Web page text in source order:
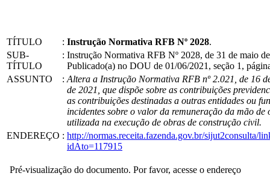
TÍTULO : Instrução Normativa RFB Nº 2028.
SUB-
TÍTULO
: Instrução Normativa RFB Nº 2028, de 31 de maio
Publicado(a) no DOU de 01/06/2021, seção 1,
ASSUNTO
: Altera a Instrução Normativa RFB nº 2.021, de 16
de 2021, que dispõe sobre as contribuições
as contribuições destinadas a outras entidades ou
incidentes sobre o valor da remuneração da mão de
utilizada na execução de obras de construção civil.
ENDEREÇO : http://normas.receita.fazenda.gov.br/sijut2consulta/
idAto=117915
Pré-visualização do documento. Por favor, acesse o endereço